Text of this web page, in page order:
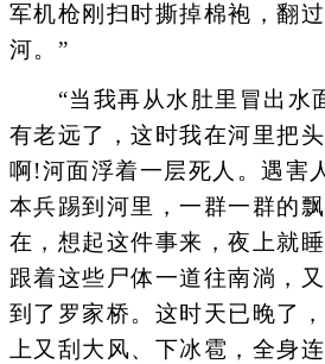
军机枪刚扫时撕掉棉袍，翻
河。”
“当我再从水肚里冒出水
有老远了，这时我在河里把
啊!河面浮着一层死人。遇害
本兵踢到河里，一群一群的
在，想起这件事来，夜上就
跟着这些尸体一道往南淌，
到了罗家桥。这时天已晚了
上又刮大风、下冰雹，全身